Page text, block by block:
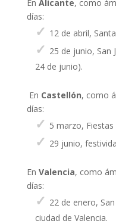
En Alicante, como
días:
12 de abril,
25 de junio, San
24 de junio).
En Castellón, como
días:
5 marzo,
29 junio,
En Valencia, como
días:
22 de enero,
ciudad de Valencia.